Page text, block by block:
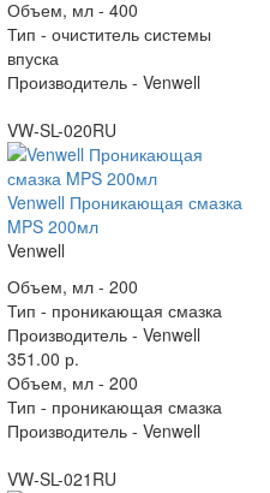
Объем, мл - 400
Тип - очиститель системы
впуска
Производитель - Venwell
VW-SL-020RU
Venwell Проникающая смазка
MPS 200мл
Venwell
Объем, мл - 200
Тип - проникающая смазка
Производитель - Venwell
351.00 р.
Объем, мл - 200
Тип - проникающая смазка
Производитель - Venwell
VW-SL-021RU